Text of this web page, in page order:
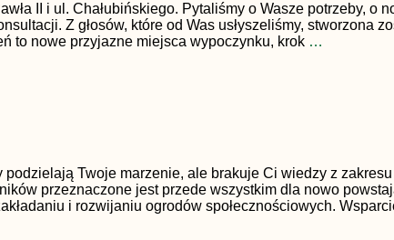
II i ul. Chałubińskiego. Pytaliśmy o Wasze potrzeby, o
Z głosów, które od Was usłyszeliśmy, stworzona
to nowe przyjazne miejsca wypoczynku, krok …
Twoje marzenie, ale brakuje Ci wiedzy z
przeznaczone jest przede wszystkim dla nowo
i rozwijaniu ogrodów społecznościowych.